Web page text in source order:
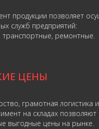
продукции позволяет
служб предприятий:
транспортные, ремонтные.
ЦЕНЫ
грамотная логистика и
на складах позволяют
выгодные цены на рынке.